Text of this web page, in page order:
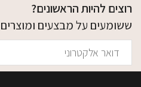
רוצים להיות הראשונים?
ששומעים על מבצעים